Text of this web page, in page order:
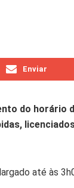
Enviar
do horário
até às